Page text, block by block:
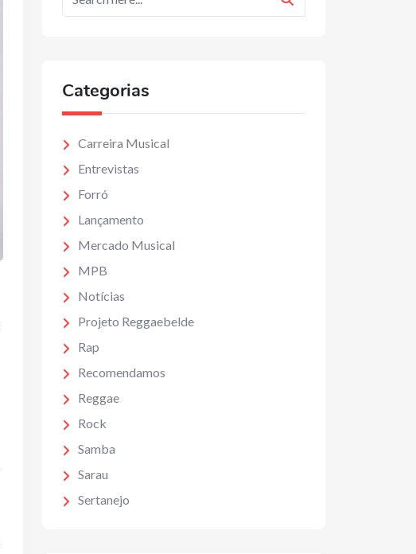
Categorias
Carreira Musical
Entrevistas
Forró
Lançamento
Mercado Musical
MPB
Notícias
Projeto Reggaebelde
Rap
Recomendamos
Reggae
Rock
Samba
Sarau
Sertanejo